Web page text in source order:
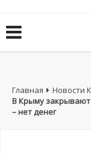
Главная
Новости
В Крыму закрывают
– нет денег